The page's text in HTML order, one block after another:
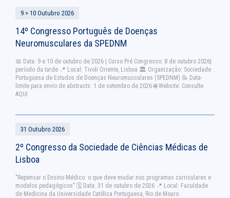
9 > 10 Outubro 2026
14º Congresso Português de Doenças
Neuromusculares da SPEDNM
📅 Data: 9 e 10 de outubro de 2026 | Curso Pré Congresso: 8 de outubro 2026|
período da tarde 📍 Local: Tivoli Oriente, Lisboa 🏛 Organização: Sociedade
Portuguesa de Estudos de Doenças Neuromusculares (SPEDNM) 📝 Data-
limite para envio de abstracts: 1 de setembro de 2026 🌐 Website: Consulte
AQUI
31 Outubro 2026
2º Congresso da Sociedade de Ciências Médicas de
Lisboa
"Repensar o Ensino Médico: o que deve mudar nos programas curriculares e
modelos pedagógicos" 🗓 Data: 31 de outubro de 2026 📍 Local: Faculdade
de Medicina da Universidade Católica Portuguesa, Rio de Mouro.